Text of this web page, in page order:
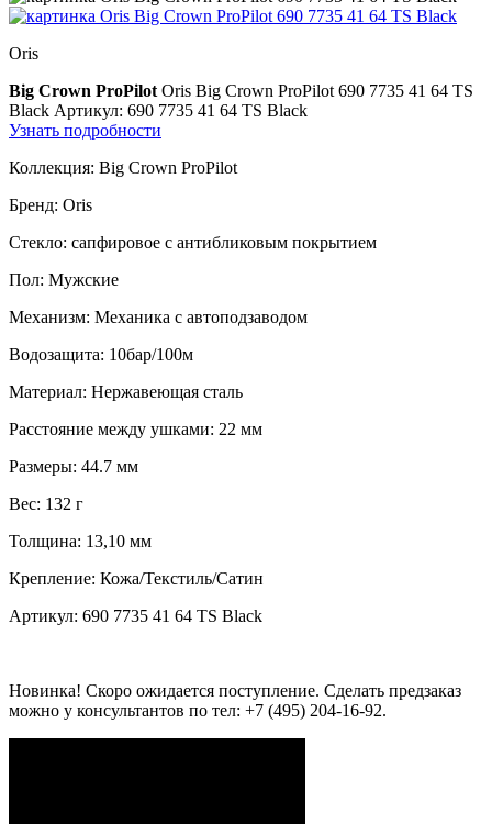
Oris
Big Crown ProPilot Oris Big Crown ProPilot 690 7735 41 64 TS
Black Артикул: 690 7735 41 64 TS Black
Узнать подробности
Коллекция: Big Crown ProPilot
Бренд: Oris
Стекло: сапфировое с антибликовым покрытием
Пол: Мужские
Механизм: Механика с автоподзаводом
Водозащита: 10бар/100м
Материал: Нержавеющая сталь
Расстояние между ушками: 22 мм
Размеры: 44.7 мм
Вес: 132 г
Толщина: 13,10 мм
Крепление: Кожа/Текстиль/Сатин
Артикул: 690 7735 41 64 TS Black
Новинка! Скоро ожидается поступление. Cделать предзаказ
можно у консультантов по тел: +7 (495) 204-16-92.